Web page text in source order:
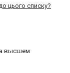
цього списку?
высшем